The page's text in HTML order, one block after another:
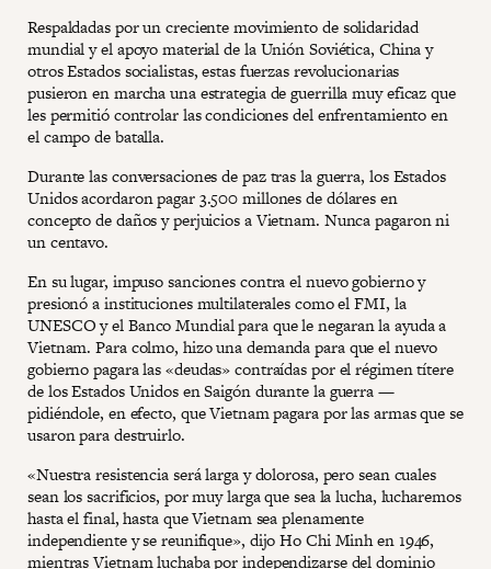
Respaldadas por un creciente movimiento de solidaridad
mundial y el apoyo material de la Unión Soviética, China y
otros Estados socialistas, estas fuerzas revolucionarias
pusieron en marcha una estrategia de guerrilla muy eficaz que
les permitió controlar las condiciones del enfrentamiento en
el campo de batalla.
Durante las conversaciones de paz tras la guerra, los Estados
Unidos acordaron pagar 3.500 millones de dólares en
concepto de daños y perjuicios a Vietnam. Nunca pagaron ni
un centavo.
En su lugar, impuso sanciones contra el nuevo gobierno y
presionó a instituciones multilaterales como el FMI, la
UNESCO y el Banco Mundial para que le negaran la ayuda a
Vietnam. Para colmo, hizo una demanda para que el nuevo
gobierno pagara las «deudas» contraídas por el régimen títere
de los Estados Unidos en Saigón durante la guerra —
pidiéndole, en efecto, que Vietnam pagara por las armas que se
usaron para destruirlo.
«Nuestra resistencia será larga y dolorosa, pero sean cuales
sean los sacrificios, por muy larga que sea la lucha, lucharemos
hasta el final, hasta que Vietnam sea plenamente
independiente y se reunifique», dijo Ho Chi Minh en 1946,
mientras Vietnam luchaba por independizarse del dominio